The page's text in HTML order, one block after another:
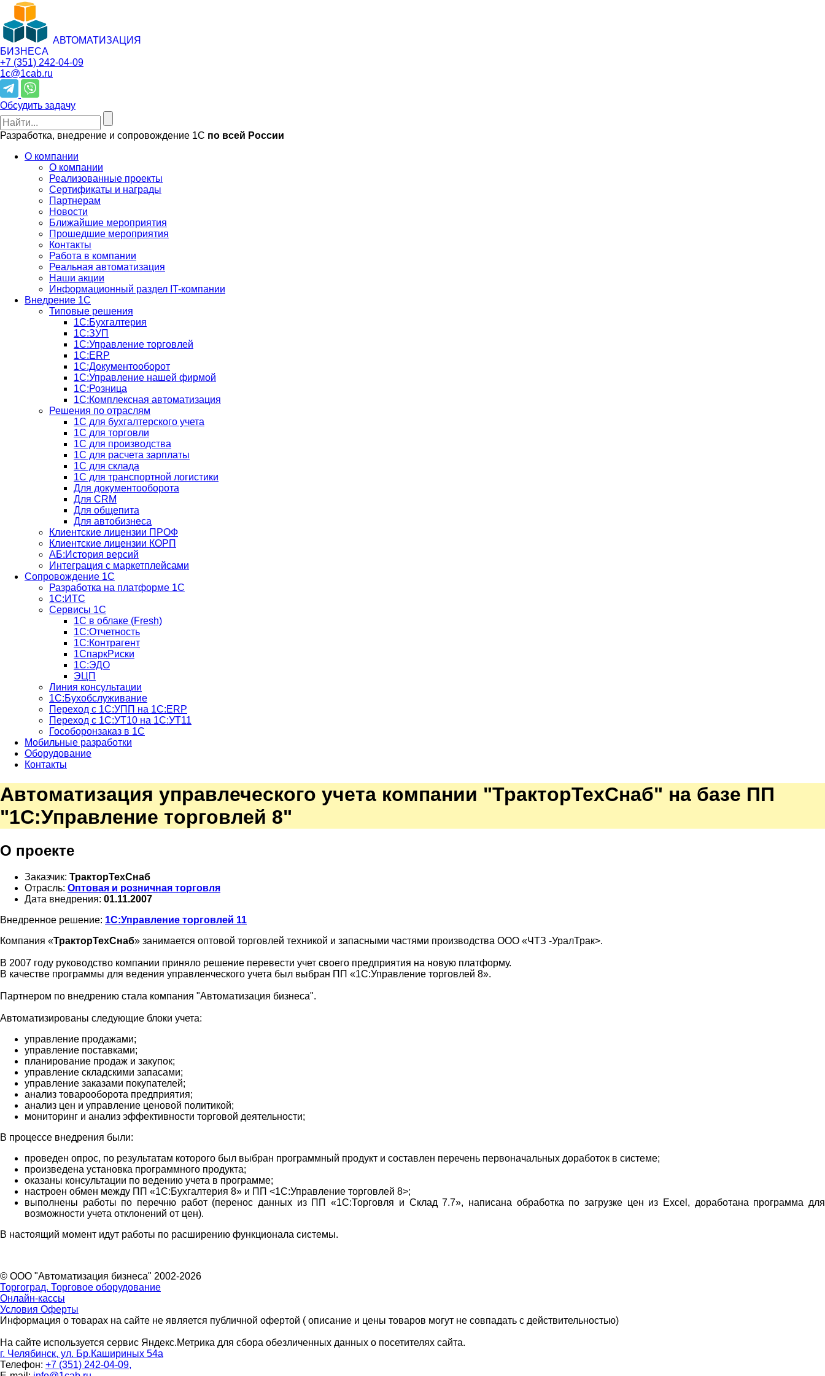
АВТОМАТИЗАЦИЯ
БИЗНЕСА
+7 (351) 242-04-09
1c@1cab.ru
Обсудить задачу
Разработка, внедрение и сопровождение 1С по всей России
О компании
О компании
Реализованные проекты
Сертификаты и награды
Партнерам
Новости
Ближайшие мероприятия
Прошедшие мероприятия
Контакты
Работа в компании
Реальная автоматизация
Наши акции
Информационный раздел IT-компании
Внедрение 1С
Типовые решения
1С:Бухгалтерия
1С:ЗУП
1С:Управление торговлей
1С:ERP
1C:Документооборот
1С:Управление нашей фирмой
1С:Розница
1С:Комплексная автоматизация
Решения по отраслям
1С для бухгалтерского учета
1С для торговли
1С для производства
1C для расчета зарплаты
1С для склада
1С для транспортной логистики
Для документооборота
Для CRM
Для общепита
Для автобизнеса
Клиентские лицензии ПРОФ
Клиентские лицензии КОРП
АБ:История версий
Интеграция с маркетплейсами
Сопровождение 1С
Разработка на платформе 1С
1С:ИТС
Сервисы 1С
1С в облаке (Fresh)
1С:Отчетность
1С:Контрагент
1СпаркРиски
1С:ЭДО
ЭЦП
Линия консультации
1С:Бухобслуживание
Переход с 1С:УПП на 1С:ERP
Переход с 1С:УТ10 на 1С:УТ11
Гособоронзаказ в 1С
Мобильные разработки
Оборудование
Контакты
Автоматизация управлеческого учета компании "ТракторТехСнаб" на базе ПП
"1С:Управление торговлей 8"
О проекте
Заказчик: ТракторТехСнаб
Отрасль: Оптовая и розничная торговля
Дата внедрения: 01.11.2007
Внедренное решение: 1С:Управление торговлей 11
Компания «ТракторТехСнаб» занимается оптовой торговлей техникой и запасными частями производства ООО «ЧТЗ -УралТрак>.
В 2007 году руководство компании приняло решение перевести учет своего предприятия на новую платформу.
В качестве программы для ведения управленческого учета был выбран ПП «1С:Управление торговлей 8».
Партнером по внедрению стала компания "Автоматизация бизнеса".
Автоматизированы следующие блоки учета:
управление продажами;
управление поставками;
планирование продаж и закупок;
управление складскими запасами;
управление заказами покупателей;
анализ товарооборота предприятия;
анализ цен и управление ценовой политикой;
мониторинг и анализ эффективности торговой деятельности;
В процессе внедрения были:
проведен опрос, по результатам которого был выбран программный продукт и составлен перечень первоначальных доработок в системе;
произведена установка программного продукта;
оказаны консультации по ведению учета в программе;
настроен обмен между ПП «1С:Бухгалтерия 8» и ПП <1С:Управление торговлей 8>;
выполнены работы по перечню работ (перенос данных из ПП «1С:Торговля и Склад 7.7», написана обработка по загрузке цен из Excel, доработана программа для
возможности учета отклонений от цен).
В настоящий момент идут работы по расширению функционала системы.
© ООО "Автоматизация бизнеса" 2002-2026
Торгоград. Торговое оборудование
Онлайн-кассы
Условия Оферты
Информация о товарах на сайте не является публичной офертой ( описание и цены товаров могут не совпадать с действительностью)
На сайте используется сервис Яндекс.Метрика для сбора обезличенных данных о посетителях сайта.
г. Челябинск, ул. Бр.Кашириных 54а
Телефон: +7 (351) 242-04-09,